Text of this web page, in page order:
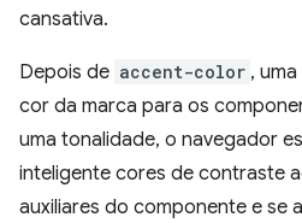
cansativa.
Depois de accent-color ,
cor da marca para os
uma tonalidade, o navegador
inteligente cores de contraste
auxiliares do componente e se